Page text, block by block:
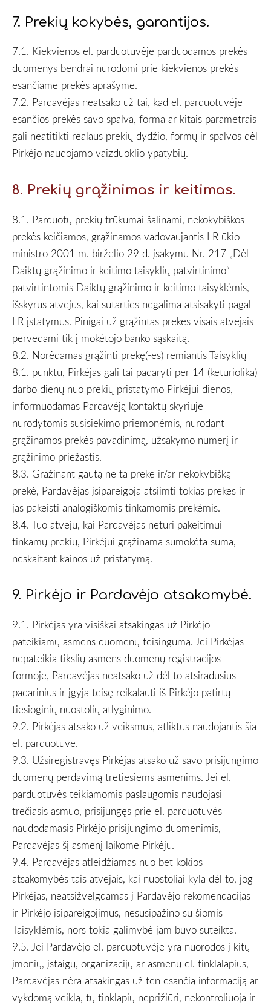
7. Prekių kokybės, garantijos.
7.1. Kiekvienos el. parduotuvėje parduodamos prekės
duomenys bendrai nurodomi prie kiekvienos prekės
esančiame prekės aprašyme.
7.2. Pardavėjas neatsako už tai, kad el. parduotuvėje
esančios prekės savo spalva, forma ar kitais parametrais
gali neatitikti realaus prekių dydžio, formų ir spalvos dėl
Pirkėjo naudojamo vaizduoklio ypatybių.
8. Prekių grąžinimas ir keitimas.
8.1. Parduotų prekių trūkumai šalinami, nekokybiškos
prekės keičiamos, grąžinamos vadovaujantis LR ūkio
ministro 2001 m. birželio 29 d. įsakymu Nr. 217 „Dėl
Daiktų grąžinimo ir keitimo taisyklių patvirtinimo“
patvirtintomis Daiktų grąžinimo ir keitimo taisyklėmis,
išskyrus atvejus, kai sutarties negalima atsisakyti pagal
LR įstatymus. Pinigai už grąžintas prekes visais atvejais
pervedami tik į mokėtojo banko sąskaitą.
8.2. Norėdamas grąžinti prekę(-es) remiantis Taisyklių
8.1. punktu, Pirkėjas gali tai padaryti per 14 (keturiolika)
darbo dienų nuo prekių pristatymo Pirkėjui dienos,
informuodamas Pardavėją kontaktų skyriuje
nurodytomis susisiekimo priemonėmis, nurodant
grąžinamos prekės pavadinimą, užsakymo numerį ir
grąžinimo priežastis.
8.3. Grąžinant gautą ne tą prekę ir/ar nekokybišką
prekė, Pardavėjas įsipareigoja atsiimti tokias prekes ir
jas pakeisti analogiškomis tinkamomis prekėmis.
8.4. Tuo atveju, kai Pardavėjas neturi pakeitimui
tinkamų prekių, Pirkėjui grąžinama sumokėta suma,
neskaitant kainos už pristatymą.
9. Pirkėjo ir Pardavėjo atsakomybė.
9.1. Pirkėjas yra visiškai atsakingas už Pirkėjo
pateikiamų asmens duomenų teisingumą. Jei Pirkėjas
nepateikia tikslių asmens duomenų registracijos
formoje, Pardavėjas neatsako už dėl to atsiradusius
padarinius ir įgyja teisę reikalauti iš Pirkėjo patirtų
tiesioginių nuostolių atlyginimo.
9.2. Pirkėjas atsako už veiksmus, atliktus naudojantis šia
el. parduotuve.
9.3. Užsiregistravęs Pirkėjas atsako už savo prisijungimo
duomenų perdavimą tretiesiems asmenims. Jei el.
parduotuvės teikiamomis paslaugomis naudojasi
trečiasis asmuo, prisijungęs prie el. parduotuvės
naudodamasis Pirkėjo prisijungimo duomenimis,
Pardavėjas šį asmenį laikome Pirkėju.
9.4. Pardavėjas atleidžiamas nuo bet kokios
atsakomybės tais atvejais, kai nuostoliai kyla dėl to, jog
Pirkėjas, neatsižvelgdamas į Pardavėjo rekomendacijas
ir Pirkėjo įsipareigojimus, nesusipažino su šiomis
Taisyklėmis, nors tokia galimybė jam buvo suteikta.
9.5. Jei Pardavėjo el. parduotuvėje yra nuorodos į kitų
įmonių, įstaigų, organizacijų ar asmenų el. tinklalapius,
Pardavėjas nėra atsakingas už ten esančią informaciją ar
vykdomą veiklą, tų tinklapių neprižiūri, nekontroliuoja ir